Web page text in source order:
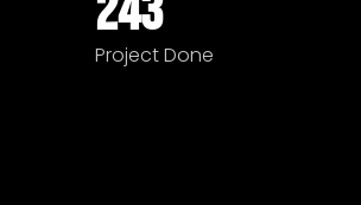
Project Done